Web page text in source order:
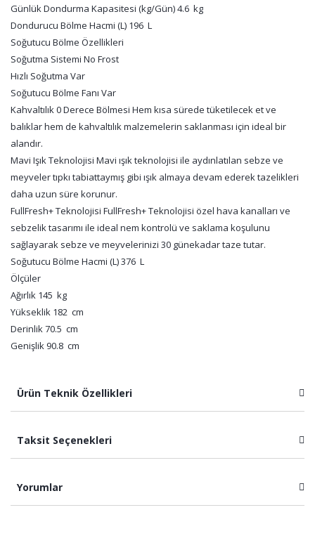
Günlük Dondurma Kapasitesi (kg/Gün) 4.6 kg
Dondurucu Bölme Hacmi (L) 196 L
Soğutucu Bölme Özellikleri
Soğutma Sistemi No Frost
Hızlı Soğutma Var
Soğutucu Bölme Fanı Var
Kahvaltılık 0 Derece Bölmesi Hem kısa sürede tüketilecek et ve
balıklar hem de kahvaltılık malzemelerin saklanması için ideal bir
alandır.
Mavi Işık Teknolojisi Mavi ışık teknolojisi ile aydınlatılan sebze ve
meyveler tıpkı tabiattaymış gibi ışık almaya devam ederek tazelikleri
daha uzun süre korunur.
FullFresh+ Teknolojisi FullFresh+ Teknolojisi özel hava kanalları ve
sebzelik tasarımı ile ideal nem kontrolü ve saklama koşulunu
sağlayarak sebze ve meyvelerinizi 30 günekadar taze tutar.
Soğutucu Bölme Hacmi (L) 376 L
Ölçüler
Ağırlık 145 kg
Yükseklik 182 cm
Derinlik 70.5 cm
Genişlik 90.8 cm
Ürün Teknik Özellikleri
Taksit Seçenekleri
Yorumlar